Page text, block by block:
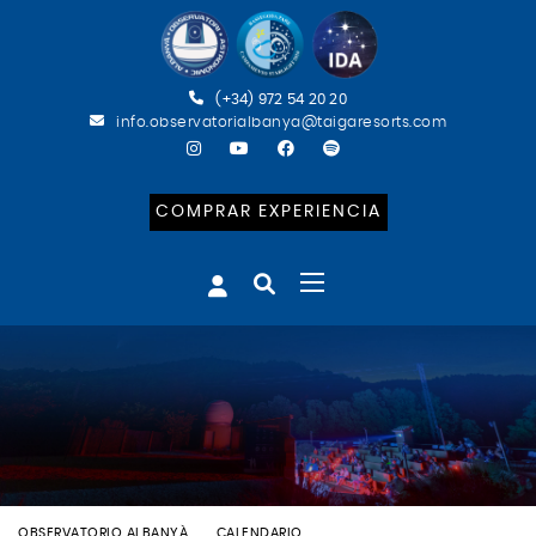
(+34) 972 54 20 20
info.observatorialbanya@taigaresorts.com
COMPRAR EXPERIENCIA